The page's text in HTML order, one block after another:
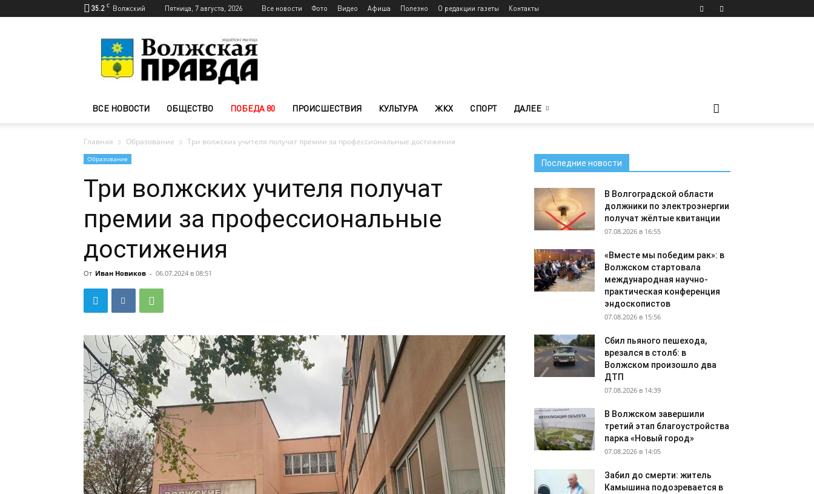
35.2 C Волжский Пятница, 7 августа, 2026 Все новости Фото Видео Афиша Полезно О редакции газеты Контакты
Волжского
—
Волжская
ВСЕ НОВОСТИ ОБЩЕСТВО ПОБЕДА 80 ПРОИСШЕСТВИЯ КУЛЬТУРА ЖКХ СПОРТ ДАЛЕЕ
Главная Образование Три волжских учителя получат премии за профессиональные достижения
Образование
Три волжских учителя получат
премии за профессиональные
достижения
От Иван Новиков - 06.07.2024 в 08:51
Последние новости
В Волгоградской области
должники по электроэнергии
получат жёлтые квитанции
07.08.2026 в 16:55
«Вместе мы победим рак»: в
Волжском стартовала
международная научно-
практическая конференция
эндоскопистов
07.08.2026 в 15:56
Сбил пьяного пешехода,
врезался в столб: в
Волжском произошло два
ДТП
07.08.2026 в 14:39
В Волжском завершили
третий этап благоустройства
парка «Новый город»
07.08.2026 в 14:05
Забил до смерти: житель
Камышина подозревается в